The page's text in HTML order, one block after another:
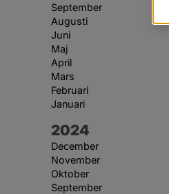
September
Augusti
Juni
Maj
April
Mars
Februari
Januari
År:
2024
December
November
Oktober
September